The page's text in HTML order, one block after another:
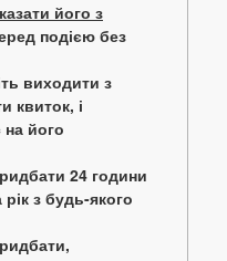
його з
подією без
виходити з
квиток, і
на його
24 години
з будь-якого